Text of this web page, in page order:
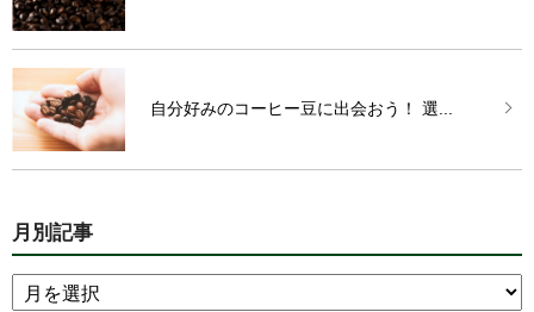
自分好みのコーヒー豆に出会おう！ 選...
月別記事